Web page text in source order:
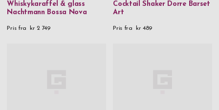
Whiskykaraffel & glass
Nachtmann Bossa Nova
Pris fra kr 2 749
Cocktail Shaker Dorre Barset
Art
Pris fra kr 489